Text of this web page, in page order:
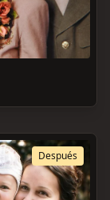
Después